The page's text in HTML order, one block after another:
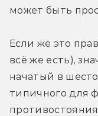
может быть
Если же это
всё же есть),
начатый в
типичного для